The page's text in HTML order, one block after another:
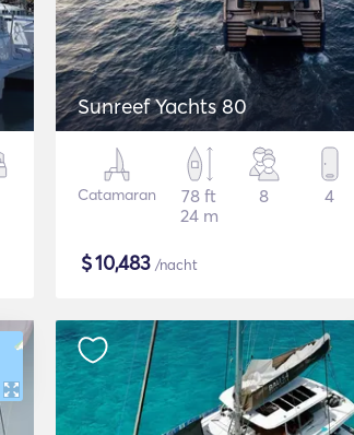
Sunreef Yachts 80
Catamaran
78 ft
24 m
8 4
$10,483 /nacht